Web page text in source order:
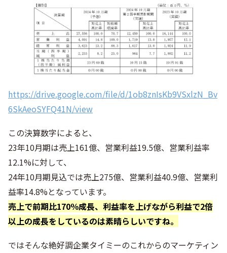
https://drive.google.com/file/d/1ob8znIsKb9VSxlzN_Bv
6SkAeoSYFQ41N/view
この決算数字によると、
23年10月期は売上161億、営業利益19.5億、営業利益率
12.1%に対して、
24年10月期見込では売上275億、営業利益40.9億、営業利
益率14.8%となっています。
売上で前期比170％成長、利益率を上げながら利益で2倍
以上の成長をしているのは素晴らしいですね。
ではそんな絶好調企業タイミーのこれからのマーケティン